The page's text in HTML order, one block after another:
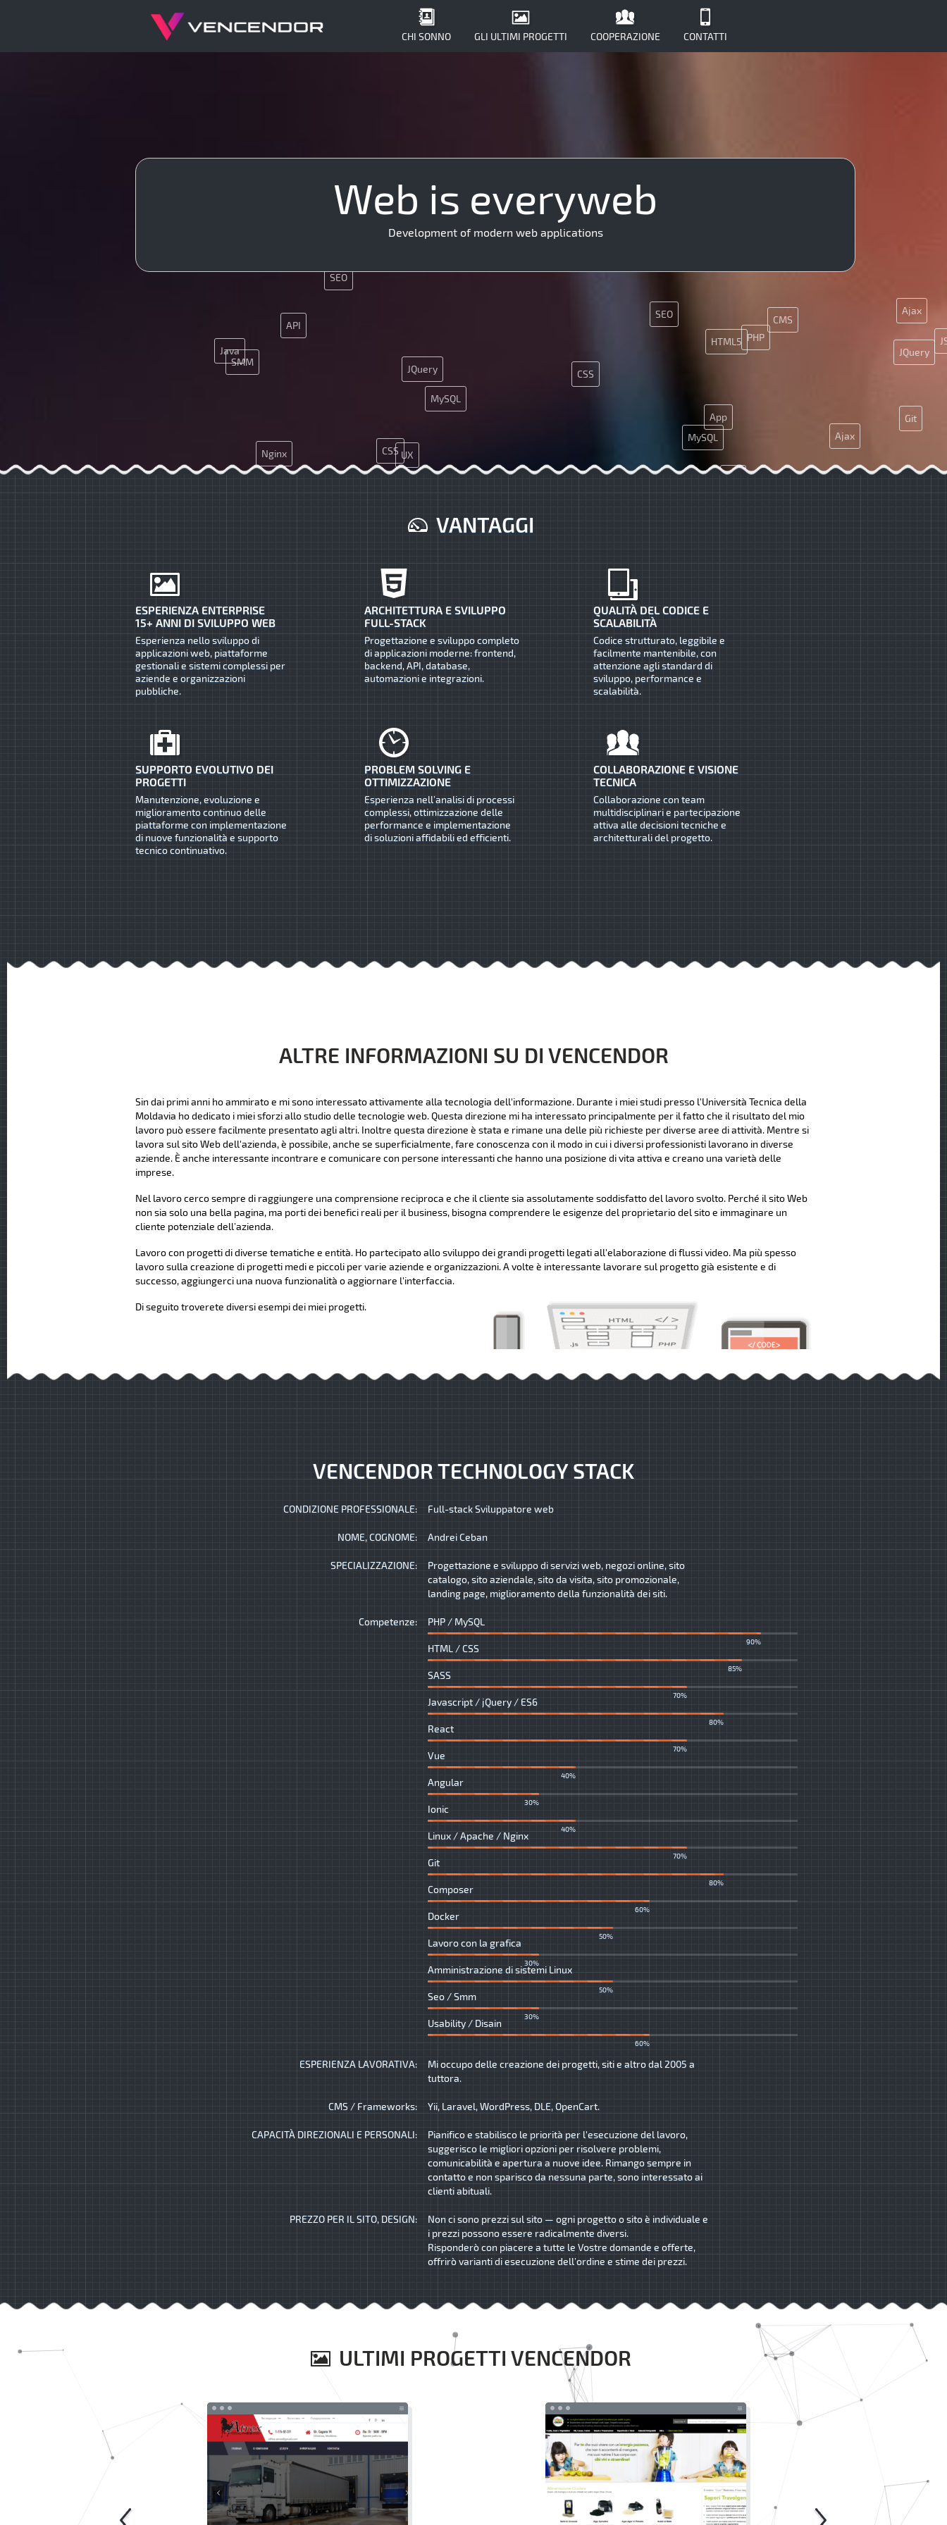
CHI SONNO GLI ULTIMI PROGETTI COOPERAZIONE CONTATTI
PHP
MySQL
JQuery
Nginx
SEO
Java
API
CMS
CSS
Ajax
Git
MySQL
HTML5
JQuery
SEO
SMM
Java
UX
API CMS
CSS
Ajax
Git
App
Web is everyweb
Development of modern web applications
VANTAGGI
ESPERIENZA ENTERPRISE
15+ ANNI DI SVILUPPO WEB
Esperienza nello sviluppo di
applicazioni web, piattaforme
gestionali e sistemi complessi per
aziende e organizzazioni
pubbliche.
ARCHITETTURA E SVILUPPO
FULL-STACK
Progettazione e sviluppo completo
di applicazioni moderne: frontend,
backend, API, database,
automazioni e integrazioni.
QUALITÀ DEL CODICE E
SCALABILITÀ
Codice strutturato, leggibile e
facilmente mantenibile, con
attenzione agli standard di
sviluppo, performance e
scalabilità.
SUPPORTO EVOLUTIVO DEI
PROGETTI
Manutenzione, evoluzione e
miglioramento continuo delle
piattaforme con implementazione
di nuove funzionalità e supporto
tecnico continuativo.
PROBLEM SOLVING E
OTTIMIZZAZIONE
Esperienza nell’analisi di processi
complessi, ottimizzazione delle
performance e implementazione
di soluzioni affidabili ed efficienti.
COLLABORAZIONE E VISIONE
TECNICA
Collaborazione con team
multidisciplinari e partecipazione
attiva alle decisioni tecniche e
architetturali del progetto.
ALTRE INFORMAZIONI SU DI VENCENDOR
Sin dai primi anni ho ammirato e mi sono interessato attivamente alla tecnologia dell'informazione. Durante i miei studi presso l'Università Tecnica della
Moldavia ho dedicato i miei sforzi allo studio delle tecnologie web. Questa direzione mi ha interessato principalmente per il fatto che il risultato del mio
lavoro può essere facilmente presentato agli altri. Inoltre questa direzione è stata e rimane una delle più richieste per diverse aree di attività. Mentre si
lavora sul sito Web dell'azienda, è possibile, anche se superficialmente, fare conoscenza con il modo in cui i diversi professionisti lavorano in diverse
aziende. È anche interessante incontrare e comunicare con persone interessanti che hanno una posizione di vita attiva e creano una varietà delle
imprese.
Nel lavoro cerco sempre di raggiungere una comprensione reciproca e che il cliente sia assolutamente soddisfatto del lavoro svolto. Perché il sito Web
non sia solo una bella pagina, ma porti dei benefici reali per il business, bisogna comprendere le esigenze del proprietario del sito e immaginare un
cliente potenziale dell’azienda.
Lavoro con progetti di diverse tematiche e entità. Ho partecipato allo sviluppo dei grandi progetti legati all'elaborazione di flussi video. Ma più spesso
lavoro sulla creazione di progetti medi e piccoli per varie aziende e organizzazioni. A volte è interessante lavorare sul progetto già esistente e di
successo, aggiungerci una nuova funzionalità o aggiornare l'interfaccia.
Di seguito troverete diversi esempi dei miei progetti.
VENCENDOR TECHNOLOGY STACK
CONDIZIONE PROFESSIONALE: Full-stack Sviluppatore web
NOME, COGNOME: Andrei Ceban
SPECIALIZZAZIONE:
Progettazione e sviluppo di servizi web, negozi online, sito
catalogo, sito aziendale, sito da visita, sito promozionale,
landing page, miglioramento della funzionalità dei siti.
Competenze: PHP / MySQL
90%
HTML / CSS
85%
SASS
70%
Javascript / jQuery / ES6
80%
React
70%
Vue
40%
Angular
30%
Ionic
40%
Linux / Apache / Nginx
70%
Git
80%
Composer
60%
Docker
50%
Lavoro con la grafica
30%
Amministrazione di sistemi Linux
50%
Seo / Smm
30%
Usability / Disain
60%
ESPERIENZA LAVORATIVA:
Mi occupo delle creazione dei progetti, siti e altro dal 2005 a
tuttora.
CMS / Frameworks: Yii, Laravel, WordPress, DLE, OpenCart.
CAPACITÀ DIREZIONALI E PERSONALI:
Pianifico e stabilisco le priorità per l'esecuzione del lavoro,
suggerisco le migliori opzioni per risolvere problemi,
comunicabilità e apertura a nuove idee. Rimango sempre in
contatto e non sparisco da nessuna parte, sono interessato ai
clienti abituali.
PREZZO PER IL SITO, DESIGN:
Non ci sono prezzi sul sito — ogni progetto o sito è individuale e
i prezzi possono essere radicalmente diversi.
Risponderò con piacere a tutte le Vostre domande e offerte,
offrirò varianti di esecuzione dell’ordine e stime dei prezzi.
ULTIMI PROGETTI VENCENDOR